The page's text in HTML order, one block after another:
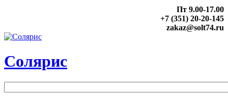
Пт 9.00-17.00
+7 (351) 20-20-145
zakaz@solt74.ru
Солярис